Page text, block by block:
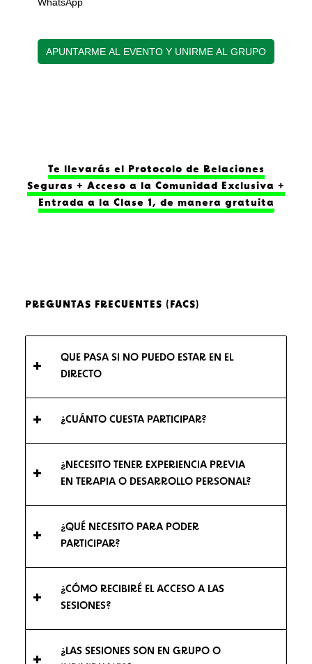
APUNTARME AL EVENTO Y UNIRME AL GRUPO
Te llevarás el Protocolo de Relaciones
Seguras + Acceso a la Comunidad Exclusiva +
Entrada a la Clase 1, de manera gratuita
PREGUNTAS FRECUENTES (FACS)
QUE PASA SI NO PUEDO ESTAR EN EL
DIRECTO
¿CUÁNTO CUESTA PARTICIPAR?
¿NECESITO TENER EXPERIENCIA PREVIA
EN TERAPIA O DESARROLLO PERSONAL?
¿QUÉ NECESITO PARA PODER
PARTICIPAR?
¿CÓMO RECIBIRÉ EL ACCESO A LAS
SESIONES?
¿LAS SESIONES SON EN GRUPO O